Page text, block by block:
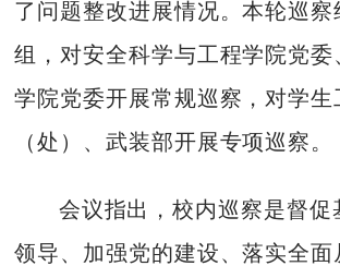
了问题整改进展情况。本轮巡察
组，对安全科学与工程学院党委
学院党委开展常规巡察，对学生
（处）、武装部开展专项巡察。
会议指出，校内巡察是督促
领导、加强党的建设、落实全面